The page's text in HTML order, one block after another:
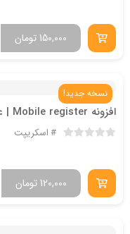
تومان150,000
نسخه جدید!
افزونه Mobile register | عضویت با موبایل در ووکامرس
اسکریپت
تومان120,000